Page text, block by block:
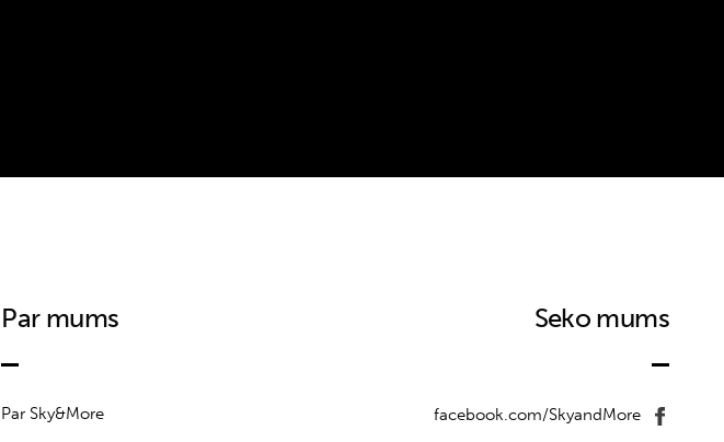
Par mums
Par Sky&More
Seko mums
facebook.com/SkyandMore